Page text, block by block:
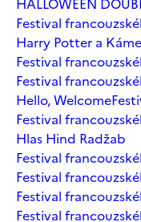
Festival
Harry Potter a
Festival
Festival
Hello, Welcome
Festival
Hlas Hind Radžab
Festival
Festival
Festival
Festival